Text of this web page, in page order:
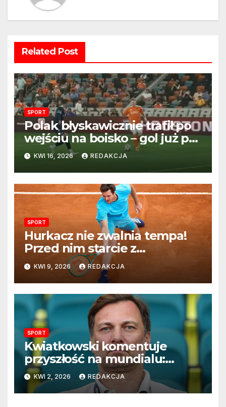
Related Post
SPORT
Polak błyskawicznie trafił po
wejściu na boisko – gol już po
22 sekundach!
KWI 16, 2026 REDAKCJA
SPORT
Hurkacz nie zwalnia tempa!
Przed nim starcie z
Vacherotem w trzeciej
rundzie Monte Carlo
KWI 9, 2026 REDAKCJA
SPORT
Kwiatkowski komentuje
przyszłość na mundialu:
„Rozważamy rezygnację”
KWI 2, 2026 REDAKCJA